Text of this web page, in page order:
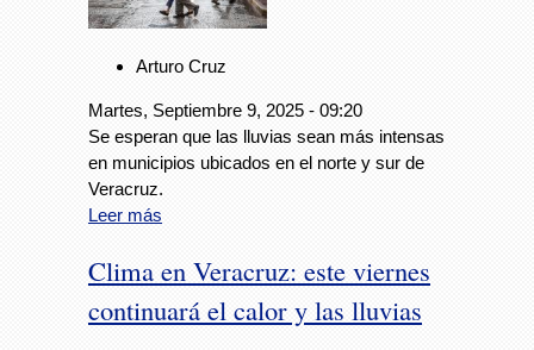
Arturo Cruz
Martes, Septiembre 9, 2025 - 09:20
Se esperan que las lluvias sean más intensas
en municipios ubicados en el norte y sur de
Veracruz.
Leer más
Clima en Veracruz: este viernes
continuará el calor y las lluvias